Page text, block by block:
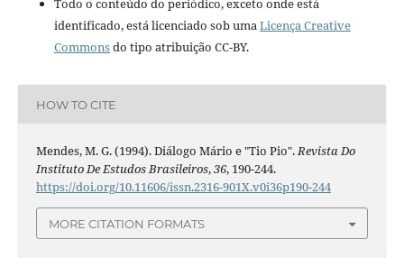
Todo o conteúdo do periódico, exceto onde está
identificado, está licenciado sob umaLicença Creative
Commonsdo tipo atribuição CC-BY.
HOW TO CITE
Mendes, M. G. (1994). Diálogo Mário e "Tio Pio".Revista Do
Instituto De Estudos Brasileiros,36, 190-244.
https://doi.org/10.11606/issn.2316-901X.v0i36p190-244
MORE CITATION FORMATS